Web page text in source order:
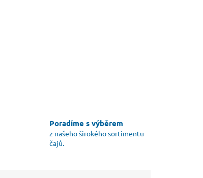
Poradíme s výběrem
z našeho širokého sortimentu
čajů.